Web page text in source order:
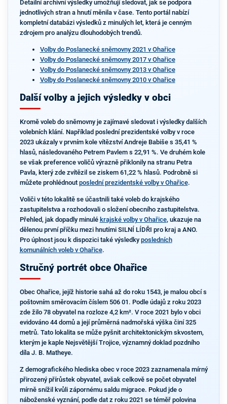
Detailní archivní výsledky umožňují sledovat, jak se podpora
jednotlivých stran a hnutí měnila v čase. Tento portál nabízí
kompletní databázi výsledků z minulých let, která je cenným
zdrojem pro analýzu dlouhodobých trendů.
Volby do Poslanecké sněmovny 2021 v Ohařice
Volby do Poslanecké sněmovny 2017 v Ohařice
Volby do Poslanecké sněmovny 2013 v Ohařice
Volby do Poslanecké sněmovny 2010 v Ohařice
Další volby a jejich výsledky v obci
Kromě voleb do sněmovny je zajímavé sledovat i výsledky dalších
volebních klání. Například poslední prezidentské volby v roce
2023 ukázaly v prvním kole vítězství Andreje Babiše s 35,41 %
hlasů, následovaného Petrem Pavlem s 22,91 %. Ve druhém kole
se však preference voličů výrazně přiklonily na stranu Petra
Pavla, který zde zvítězil se ziskem 61,22 % hlasů. Podrobně si
můžete prohlédnout poslední prezidentské volby v Ohařice.
Voliči v této lokalitě se účastnili také voleb do krajského
zastupitelstva a rozhodovali o složení obecního zastupitelstva.
Přehled, jak dopadly minulé krajské volby v Ohařice, ukazuje na
dělenou první příčku mezi hnutími SILNÍ LÍDŘI pro kraj a ANO.
Pro úplnost jsou k dispozici také výsledky posledních
komunálních voleb v Ohařice.
Stručný portrét obce Ohařice
Obec Ohařice, jejíž historie sahá až do roku 1543, je malou obcí s
poštovním směrovacím číslem 506 01. Podle údajů z roku 2023
zde žilo 78 obyvatel na rozloze 4,2 km². V roce 2021 bylo v obci
evidováno 44 domů a její průměrná nadmořská výška činí 325
metrů. Tato lokalita se může pyšnit architektonickým skvostem,
kterým je kaple Nejsvětější Trojice, významný doklad pozdního
díla J. B. Matheye.
Z demografického hlediska obec v roce 2023 zaznamenala mírný
přirozený přírůstek obyvatel, avšak celkově se počet obyvatel
mírně snížil kvůli zápornému saldu migrace. Pokud jde o
náboženské vyznání, podle dat z roku 2021 se téměř polovina